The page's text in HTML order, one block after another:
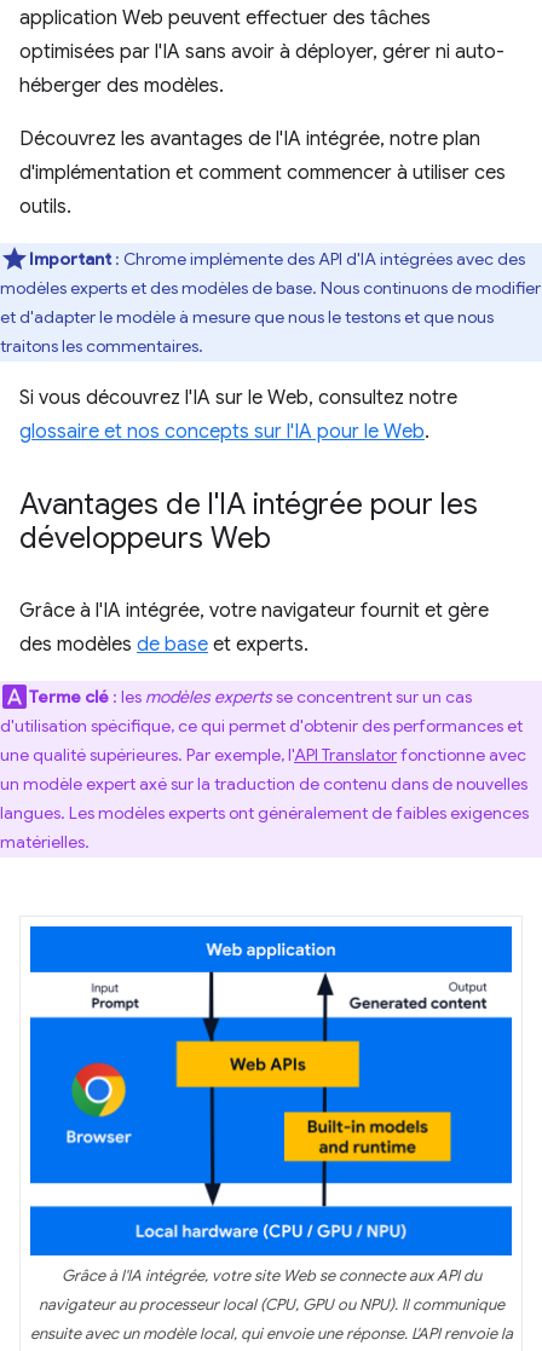
application Web peuvent effectuer des tâches
optimisées par l'IA sans avoir à déployer, gérer ni auto-
héberger des modèles.
Découvrez les avantages de l'IA intégrée, notre plan
d'implémentation et comment commencer à utiliser ces
outils.
Important : Chrome implémente des API d'IA intégrées avec des
modèles experts et des modèles de base. Nous continuons de modifier
et d'adapter le modèle à mesure que nous le testons et que nous
traitons les commentaires.
Si vous découvrez l'IA sur le Web, consultez notre
glossaire et nos concepts sur l'IA pour le Web.
Avantages de l'IA intégrée pour les
développeurs Web
Grâce à l'IA intégrée, votre navigateur fournit et gère
des modèles de base et experts.
Terme clé : les modèles expertsse concentrent sur un cas
d'utilisation spécifique, ce qui permet d'obtenir des performances et
une qualité supérieures. Par exemple, l'API Translatorfonctionne avec
un modèle expert axé sur la traduction de contenu dans de nouvelles
langues. Les modèles experts ont généralement de faibles exigences
matérielles.
Grâce à l'IA intégrée, votre site Web se connecte aux API du
navigateur au processeur local (CPU, GPU ou NPU). Il communique
ensuite avec un modèle local, qui envoie une réponse. L'API renvoie la